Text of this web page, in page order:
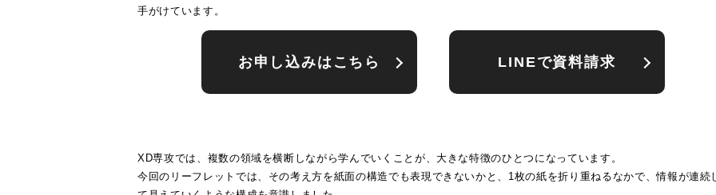
手がけています。
お申し込みはこちら LINEで資料請求
XD専攻では、複数の領域を横断しながら学んでいくことが、大きな特徴のひとつになっています。
今回のリーフレットでは、その考え方を紙面の構造でも表現できないかと、1枚の紙を折り重ねるなかで、情報が連続